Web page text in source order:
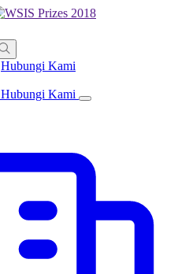
Hubungi Kami
Hubungi Kami